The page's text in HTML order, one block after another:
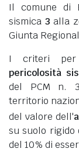
Il comune di
sismica 3 alla
Giunta
I criteri per
pericolosità
del PCM n.
territorio
del valore dell'
su suolo rigido
del 10% di